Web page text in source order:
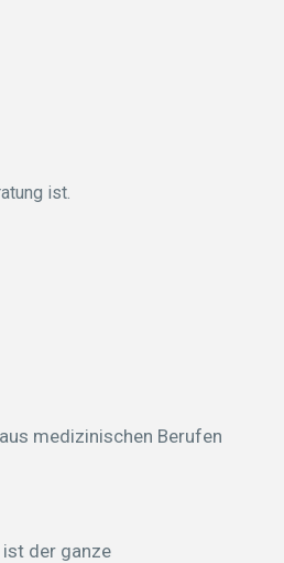
ist.
medizinischen Berufen
der ganze